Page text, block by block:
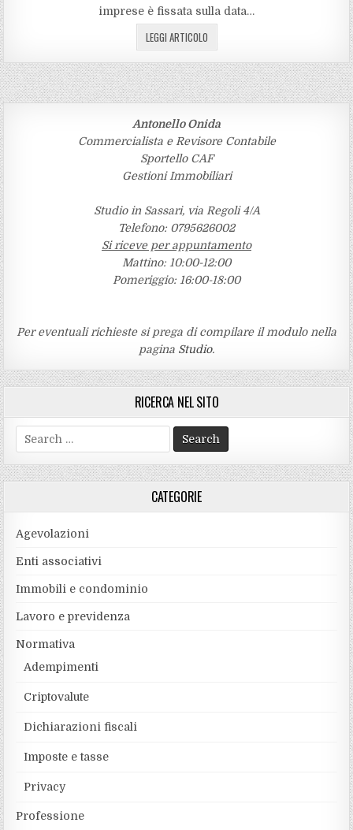
imprese è fissata sulla data…
LEGGI ARTICOLO
Antonello Onida
Commercialista e Revisore Contabile
Sportello CAF
Gestioni Immobiliari
Studio in Sassari, via Regoli 4/A
Telefono: 0795626002
Si riceve per appuntamento
Mattino: 10:00-12:00
Pomeriggio: 16:00-18:00
Per eventuali richieste si prega di compilare il modulo nella
pagina Studio.
RICERCA NEL SITO
Search
for:
CATEGORIE
Agevolazioni
Enti associativi
Immobili e condominio
Lavoro e previdenza
Normativa
Adempimenti
Criptovalute
Dichiarazioni fiscali
Imposte e tasse
Privacy
Professione